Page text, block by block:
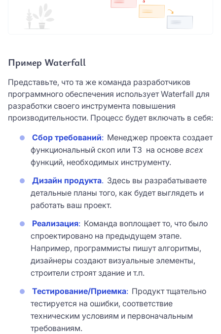
Пример Waterfall
Представьте, что та же команда разработчиков
программного обеспечения использует Waterfall для
разработки своего инструмента повышения
производительности. Процесс будет включать в себя:
Сбор требований: Менеджер проекта создает
функциональный скоп или ТЗ на основе всех
функций, необходимых инструменту.
Дизайн продукта. Здесь вы разрабатываете
детальные планы того, как будет выглядеть и
работать ваш проект.
Реализация: Команда воплощает то, что было
спроектировано на предыдущем этапе.
Например, программисты пишут алгоритмы,
дизайнеры создают визуальные элементы,
строители строят здание и т.п.
Тестирование/Приемка: Продукт тщательно
тестируется на ошибки, соответствие
техническим условиям и первоначальным
требованиям.